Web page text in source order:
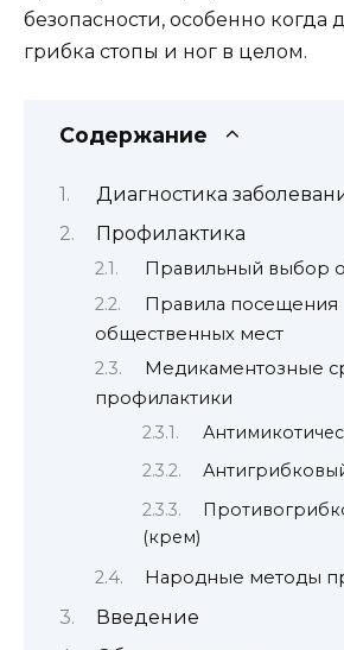
безопасности, особенно когда
грибка стопы и ног в целом.
Содержание
Диагностика
Профилактика
Правильный выбор
Правила посещения
общественных мест
Медикаментозные
профилактики
(крем)
Народные методы
Введение